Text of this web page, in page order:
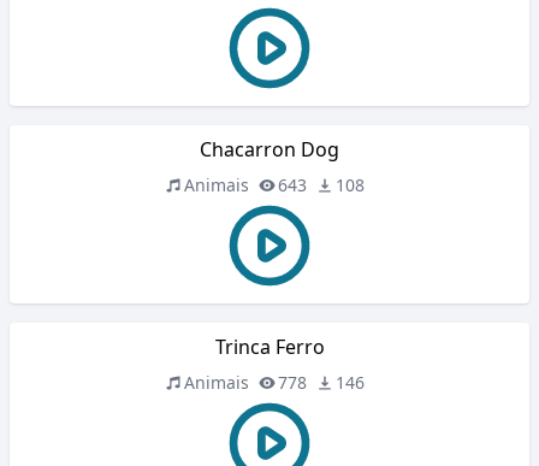
Chacarron Dog
Animais 643 108
Trinca Ferro
Animais 778 146